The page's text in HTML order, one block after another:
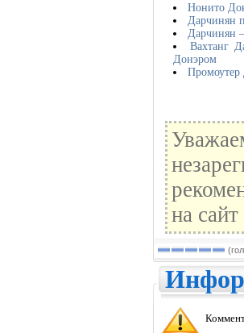
Нонито
Дарчинян
Дарчинян
Вахтанг
Донэром
Промоутер
на